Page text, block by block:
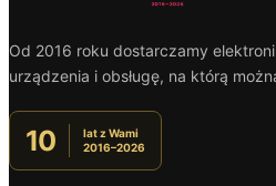
Od 2016 roku dostarczamy
urządzenia i obsługę, na którą
10
lat z Wami
2016–2026